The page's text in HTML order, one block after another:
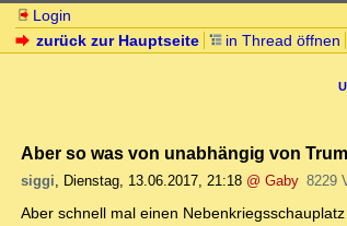
Login
zurück zur Hauptseite
in Thread öffnen
Aber so was von unabhängig von
siggi, Dienstag, 13.06.2017, 21:18 @ Gaby 8229
Aber schnell mal einen